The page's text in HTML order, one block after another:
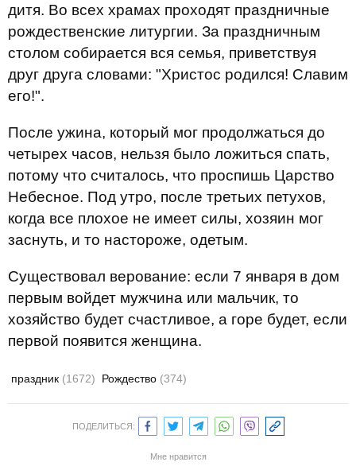
дитя. Во всех храмах проходят праздничные
рождественские литургии. За праздничным
столом собирается вся семья, приветствуя
друг друга словами: "Христос родился! Славим
его!".
После ужина, который мог продолжаться до
четырех часов, нельзя было ложиться спать,
потому что считалось, что проспишь Царство
Небесное. Под утро, после третьих петухов,
когда все плохое не имеет силы, хозяин мог
заснуть, и то настороже, одетым.
Существовал верование: если 7 января в дом
первым войдет мужчина или мальчик, то
хозяйство будет счастливое, а горе будет, если
первой появится женщина.
праздник (1672) Рождество (374)
ПОДЕЛИТЬСЯ:
Мне нравится